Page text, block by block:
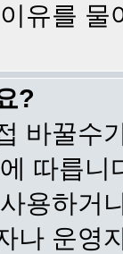
유를 물
?
바꿀수
따릅
용하거
나 운영